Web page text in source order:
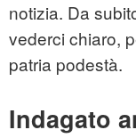
notizia. Da
vederci chiaro,
patria podestà.
Indagato